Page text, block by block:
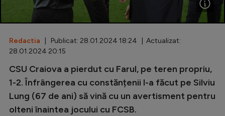
Diverse
Inedit
Clasamente
Champions League
Redactia | Publicat: 28.01.2024 18:24 | Actualizat:
28.01.2024 20:15
CSU Craiova a pierdut cu Farul, pe teren propriu,
1-2. Înfrângerea cu constănțenii l-a făcut pe Silviu
Lung (67 de ani) să vină cu un avertisment pentru
olteni înaintea jocului cu FCSB.